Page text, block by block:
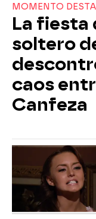
MOMENTO
La fiesta
soltero
caos
Canfeza